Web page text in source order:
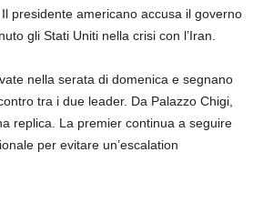
presidente americano accusa il governo
gli Stati Uniti nella crisi con l’Iran.
nella serata di domenica e segnano
tra i due leader. Da Palazzo Chigi,
replica. La premier continua a seguire
per evitare un’escalation